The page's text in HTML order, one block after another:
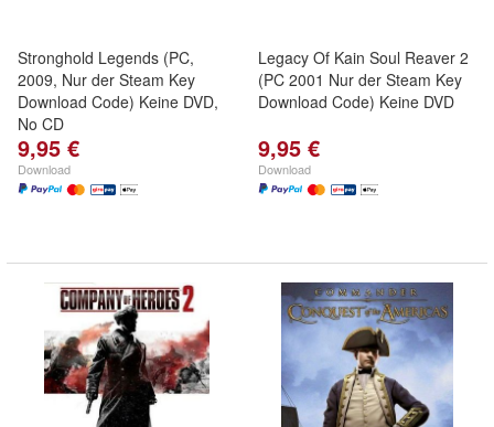
Stronghold Legends (PC,
2009, Nur der Steam Key
Download Code) Keine DVD,
No CD
9,95 €
Download
Legacy Of Kain Soul Reaver 2
(PC 2001 Nur der Steam Key
Download Code) Keine DVD
9,95 €
Download